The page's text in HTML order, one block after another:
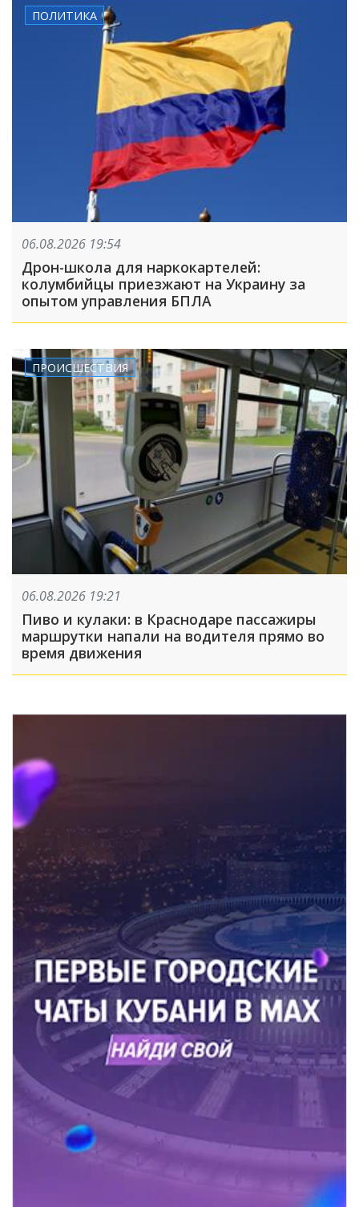
ПОЛИТИКА
06.08.2026 19:54
Дрон-школа для наркокартелей:
колумбийцы приезжают на Украину за
опытом управления БПЛА
ПРОИСШЕСТВИЯ
06.08.2026 19:21
Пиво и кулаки: в Краснодаре пассажиры
маршрутки напали на водителя прямо во
время движения